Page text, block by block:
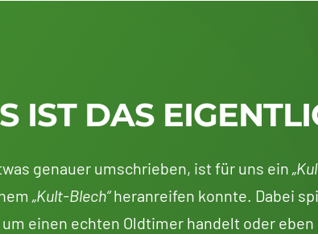
IST DAS
genauer umschrieben, ist für uns ein
„Kult-Blech“heranreifen konnte. Dabei
einen echten Oldtimer handelt oder